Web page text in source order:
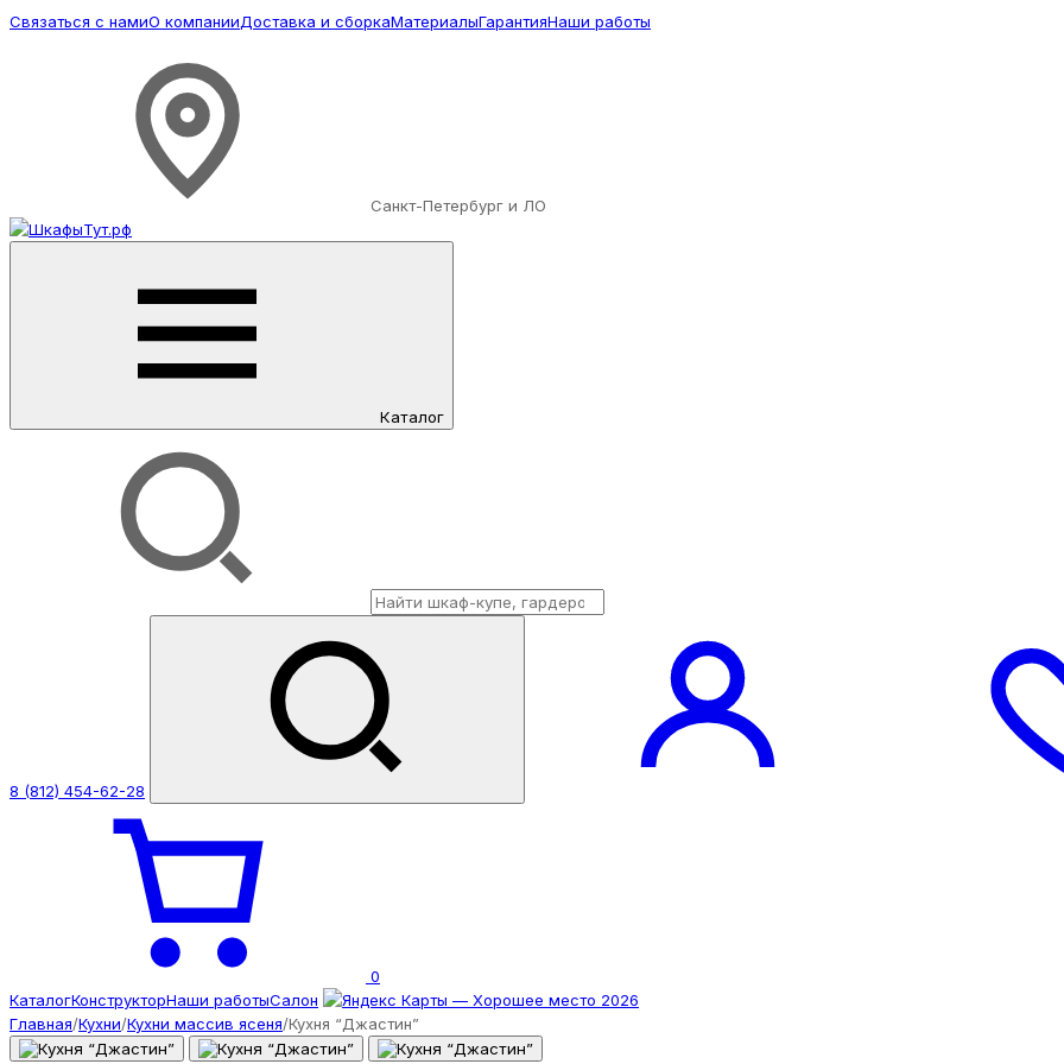
Связаться с намиО компанииДоставка и сборкаМатериалыГарантияНаши работы
Санкт-Петербург и ЛО
Каталог
8 (812) 454-62-28
0
КаталогКонструкторНаши работыСалон
Главная/Кухни/Кухни массив ясеня/Кухня “Джастин”